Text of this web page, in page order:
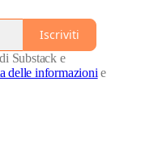
Iscriviti
Substack e
delle informazioni e